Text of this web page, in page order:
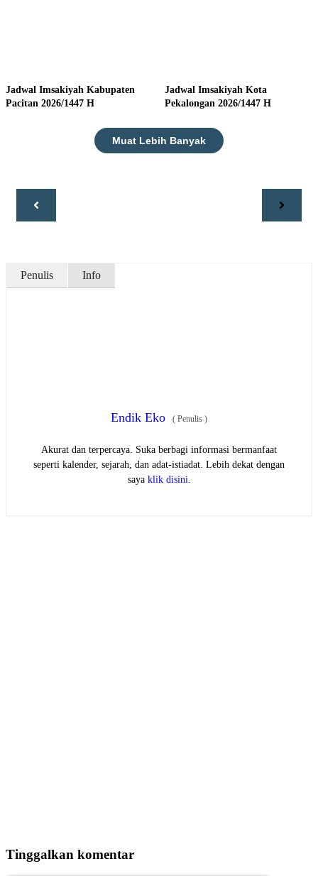
Jadwal Imsakiyah Kabupaten
Pacitan 2026/1447 H
Jadwal Imsakiyah Kota
Pekalongan 2026/1447 H
Muat Lebih Banyak
Penulis Info
Endik Eko ( Penulis )
Akurat dan terpercaya. Suka berbagi informasi bermanfaat
seperti kalender, sejarah, dan adat-istiadat. Lebih dekat dengan
saya klik disini
Tinggalkan komentar